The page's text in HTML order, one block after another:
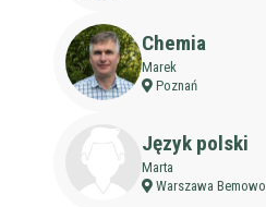
mężczyzna
Chemia
Marek
Poznań
Język polski
Marta
Warszawa Bemowo